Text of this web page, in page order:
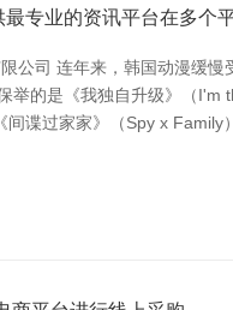
专业的资讯平台在多个
公司 连年来，韩国动漫缓
举的是《我独自升级》（
谍过家家》（Spy x